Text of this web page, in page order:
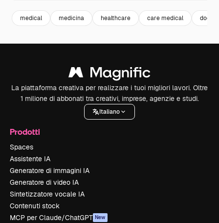
medical medicina healthcare care medical doctor
La piattaforma creativa per realizzare i tuoi migliori lavori. Oltre
1 milione di abbonati tra creativi, imprese, agenzie e studi.
Italiano
Prodotti
Spaces
Assistente IA
Generatore di immagini IA
Generatore di video IA
Sintetizzatore vocale IA
Contenuti stock
MCP per Claude/ChatGPT New